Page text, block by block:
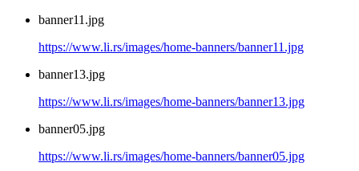
banner11.jpg
https://www.li.rs/images/home-banners/banner11.jpg
banner13.jpg
https://www.li.rs/images/home-banners/banner13.jpg
banner05.jpg
https://www.li.rs/images/home-banners/banner05.jpg